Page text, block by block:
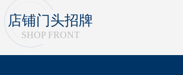
店铺门头招牌
SHOP FRONT